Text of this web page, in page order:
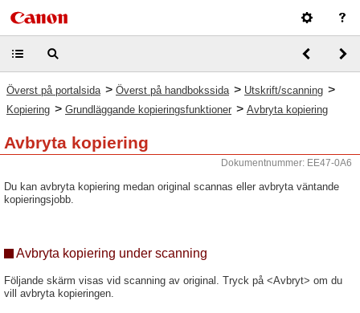
Överst på portalsida > Överst på handbokssida > Utskrift/scanning >
Kopiering > Grundläggande kopieringsfunktioner > Avbryta kopiering
Avbryta kopiering
Dokumentnummer: EE47-0A6
Du kan avbryta kopiering medan original scannas eller avbryta väntande
kopieringsjobb.
Avbryta kopiering under scanning
Följande skärm visas vid scanning av original. Tryck på <Avbryt> om du
vill avbryta kopieringen.